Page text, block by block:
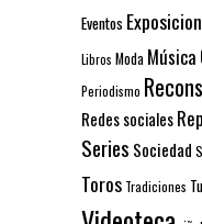
Eventos
Libros Moda Música
Periodismo
Redes sociales
Series Sociedad
Toros Tradiciones